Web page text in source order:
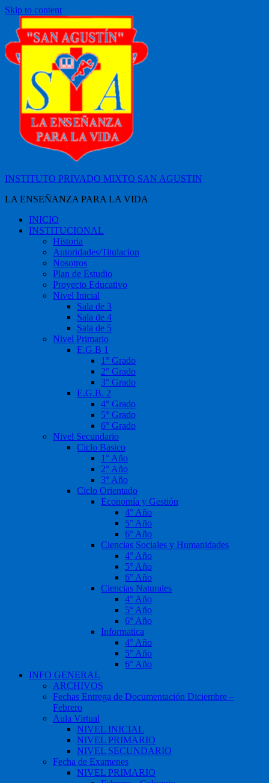
Skip to content
INSTITUTO PRIVADO MIXTO SAN AGUSTIN
LA ENSEÑANZA PARA LA VIDA
INICIO
INSTITUCIONAL
Historia
Autoridades/Titulacion
Nosotros
Plan de Estudio
Proyecto Educativo
Nivel Inicial
Sala de 3
Sala de 4
Sala de 5
Nivel Primario
E.G.B 1
1° Grado
2° Grado
3° Grado
E.G.B. 2
4° Grado
5° Grado
6° Grado
Nivel Secundario
Ciclo Basico
1° Año
2° Año
3° Año
Ciclo Orientado
Economía y Gestión
4° Año
5° Año
6° Año
Ciencias Sociales y Humanidades
4° Año
5° Año
6° Año
Ciencias Naturales
4° Año
5° Año
6° Año
Informatica
4° Año
5° Año
6° Año
INFO GENERAL
ARCHIVOS
Fechas Entrega de Documentación Diciembre –
Febrero
Aula Virtual
NIVEL INICIAL
NIVEL PRIMARIO
NIVEL SECUNDARIO
Fecha de Examenes
NIVEL PRIMARIO